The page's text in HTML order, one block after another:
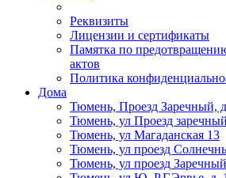
Реквизиты
Лицензии и сертификаты
Памятка по
актов
Политика
Дома
Тюмень, Проезд Заречный,
Тюмень, ул Проезд
Тюмень, ул Магаданская 13
Тюмень, ул проезд
Тюмень, ул проезд